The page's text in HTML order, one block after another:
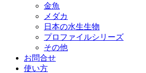
金魚
メダカ
日本の水生生物
プロファイルシリーズ
その他
お問合せ
使い方